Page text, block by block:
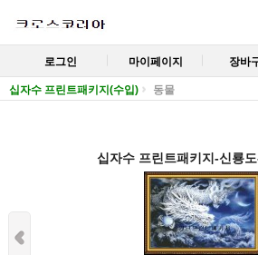
로그인 마이페이지 장바
십자수 프린트패키지(수입) 동물
십자수 프린트패키지-신룡